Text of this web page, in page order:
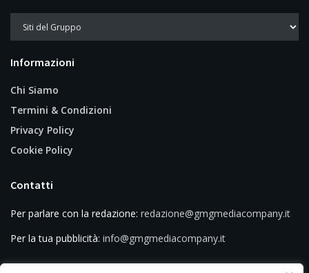
Informazioni
Chi Siamo
Termini & Condizioni
Privacy Policy
Cookie Policy
Contatti
Per parlare con la redazione: redazione@gmgmediacompany.it
Per la tua pubblicità: info@gmgmediacompany.it